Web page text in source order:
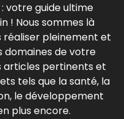
votre guide ultime
! Nous sommes là
réaliser pleinement et
domaines de votre
articles pertinents et
tels que la santé, la
le développement
plus encore.